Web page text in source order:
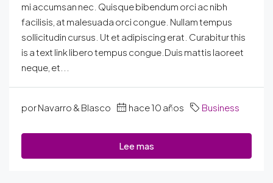
mi accumsan nec. Quisque bibendum orci ac nibh
facilisis, at malesuada orci congue. Nullam tempus
sollicitudin cursus. Ut et adipiscing erat. Curabitur this
is a text link libero tempus congue.Duis mattis laoreet
neque, et...
por Navarro & Blasco hace 10 años Business
Lee mas